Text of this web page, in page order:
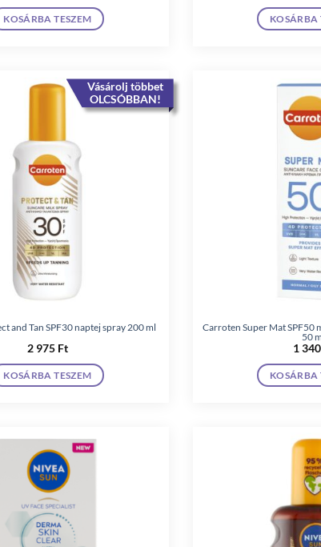
KOSÁRBA TESZEM KOSÁRBA
Vásárolj többet
OLCSÓBBAN!
and Tan SPF30 naptej spray 200 ml
2 975 Ft
KOSÁRBA TESZEM
Carroten Super Mat SPF50
50
1 340
KOSÁRBA